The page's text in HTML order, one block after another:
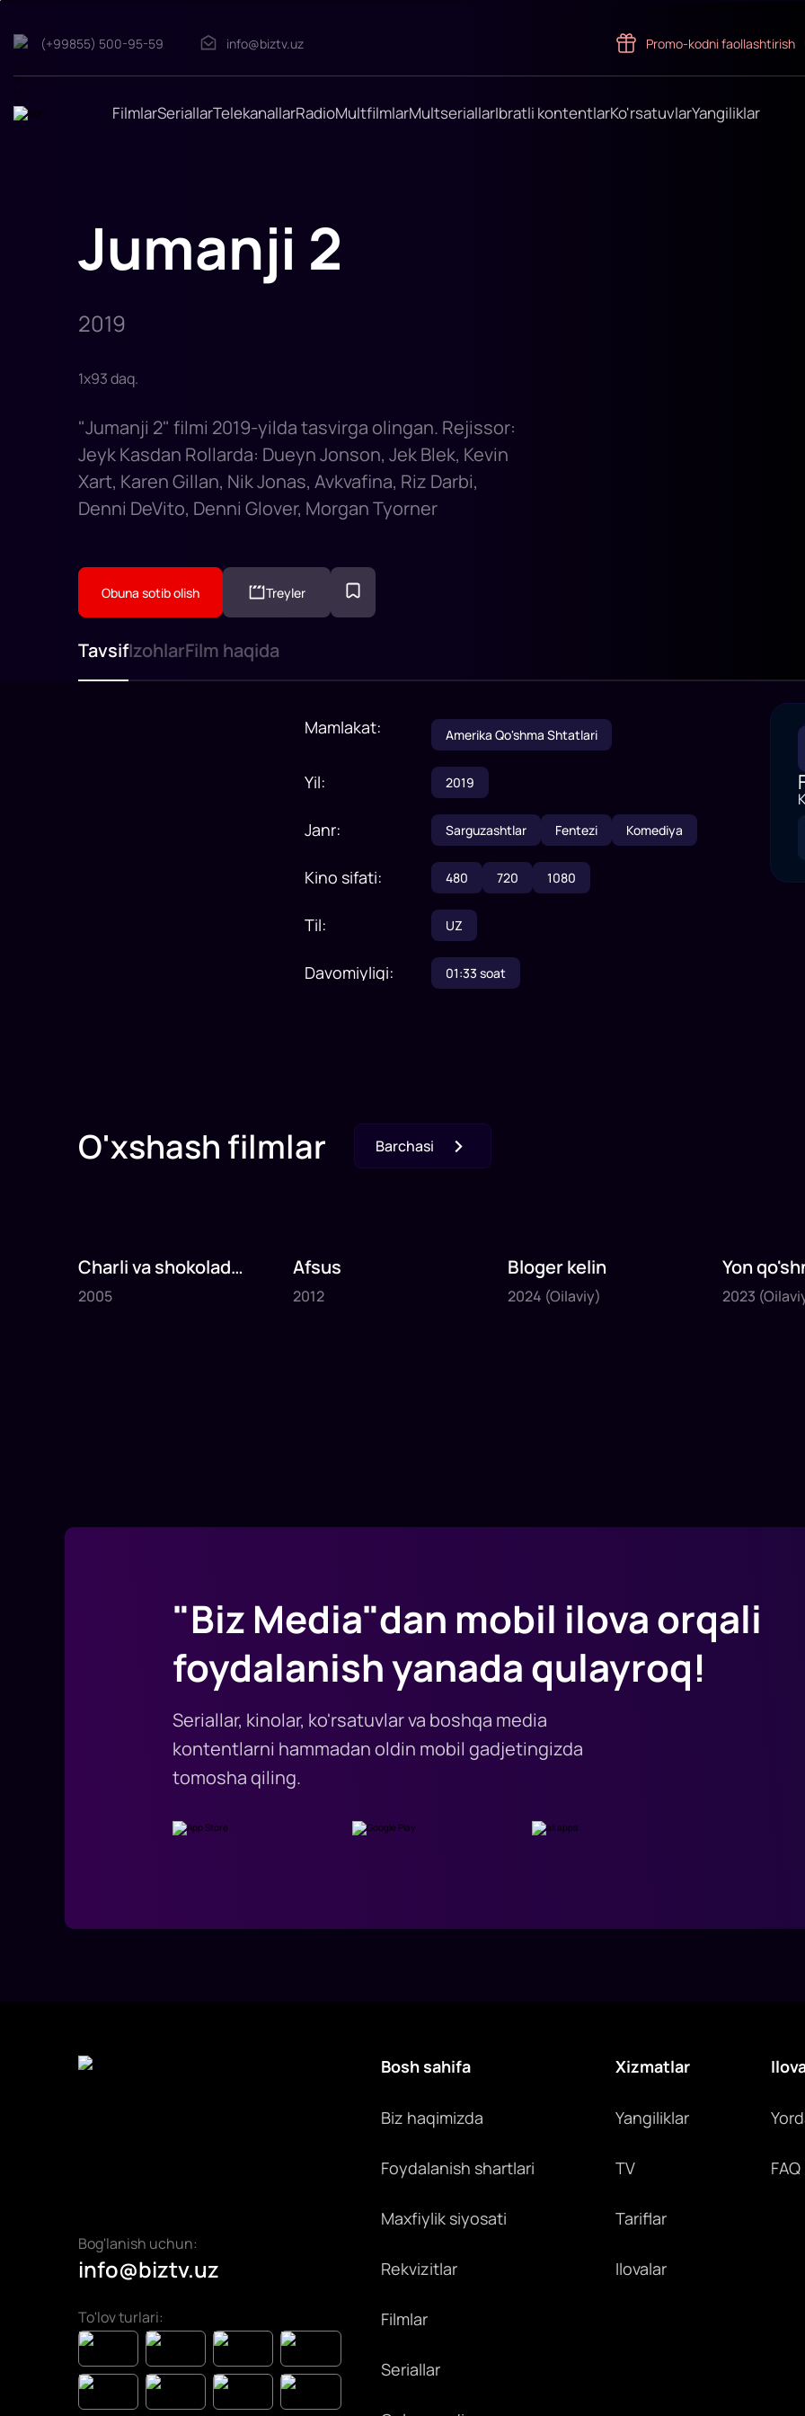
Jumanji
filmi
2019-
(+99855) 500-95-59 info@biztv.uz Promo-kodni faollashtirish
FilmlarSeriallarTelekanallarRadioMultfilmlarMultseriallarIbratli kontentlarKo'rsatuvlarYangiliklar
Jumanji 2
2019
1x93daq.
"Jumanji 2" filmi 2019-yilda tasvirga olingan. Rejissor:
Jeyk Kasdan Rollarda: Dueyn Jonson, Jek Blek, Kevin
Xart, Karen Gillan, Nik Jonas, Avkvafina, Riz Darbi,
Denni DeVito, Denni Glover, Morgan Tyorner
Obuna sotib olish Treyler
TavsifIzohlarFilm haqida
Mamlakat: Amerika Qo'shma Shtatlari
Yil: 2019
Janr: Sarguzashtlar Fentezi Komediya
Kino sifati: 480 720 1080
Til: UZ
Davomiyligi: 01:33 soat
O'xshash filmlar Barchasi
2005
1x75
Charli va shokolad
fabrikasi
2005
2012
1x80
Afsus
2012
2024
1x35daq.
Bloger kelin
2024 (Oilaviy)
2023
1x40daq.
Yon
2023
"Biz Media"dan mobil ilova orqali
foydalanish yanada qulayroq!
Seriallar, kinolar, ko'rsatuvlar va boshqa media
kontentlarni hammadan oldin mobil gadjetingizda
tomosha qiling.
Bog'lanish uchun:
info@biztv.uz
To'lov turlari:
Bosh sahifa
Biz haqimizda
Foydalanish shartlari
Maxfiylik siyosati
Rekvizitlar
Filmlar
Seriallar
Xizmatlar
Yangiliklar
TV
Tariflar
Ilovalar
FAQ